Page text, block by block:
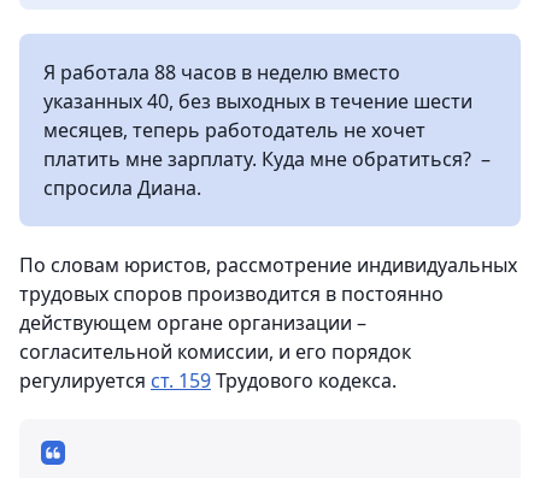
Я работала 88 часов в неделю вместо
указанных 40, без выходных в течение шести
месяцев, теперь работодатель не хочет
платить мне зарплату. Куда мне обратиться? –
спросила Диана.
По словам юристов, рассмотрение индивидуальных
трудовых споров производится в постоянно
действующем органе организации –
согласительной комиссии, и его порядок
регулируется ст. 159Трудового кодекса.